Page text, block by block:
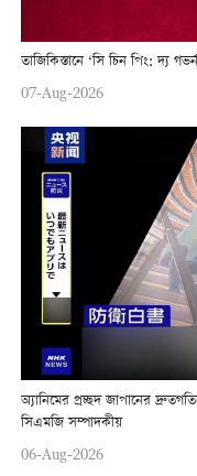
তাজিকিস্তানে ‘সি চিন পিং: দ্য
07-Aug-2026
অ্যানিমের প্রচ্ছদ জাপানের
সিএমজি সম্পাদকীয়
06-Aug-2026